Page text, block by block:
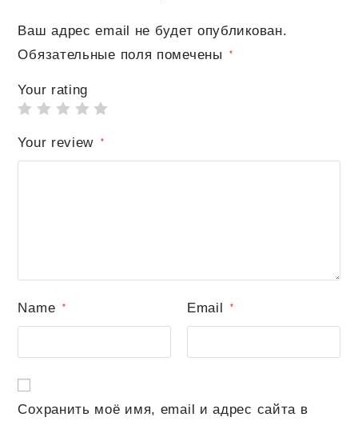
Ваш адрес email не будет опубликован.
Обязательные поля помечены
*
Your rating
Your review *
Name * Email *
Сохранить моё имя, email и адрес сайта в